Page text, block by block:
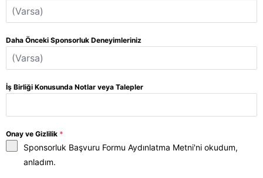
Daha Önceki Sponsorluk Deneyimleriniz
İş Birliği Konusunda Notlar veya Talepler
Onay ve Gizlilik *
Sponsorluk Başvuru Formu Aydınlatma Metni'ni okudum,
anladım.